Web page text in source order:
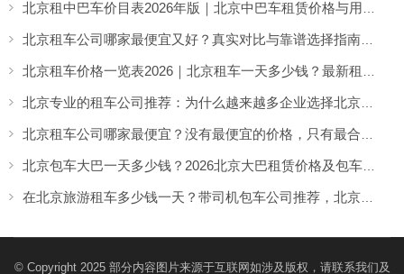
© Copyright 2025 部分内容图片来源于互联网如涉及版权，请联系我们及